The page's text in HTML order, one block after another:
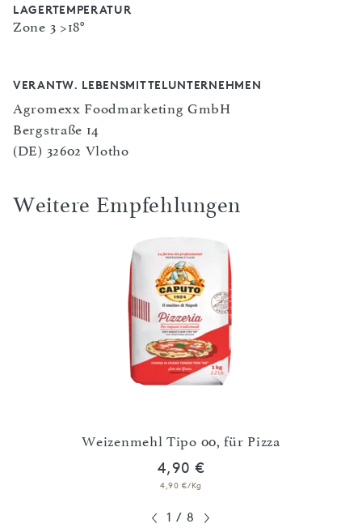
LAGERTEMPERATUR
Zone 3 >18°
VERANTW. LEBENSMITTELUNTERNEHMEN
Agromexx Foodmarketing GmbH
Bergstraße 14
(DE) 32602 Vlotho
Weitere Empfehlungen
Weizenmehl Tipo 00, für Pizza
4,90 €
4,90 €/Kg
1 / 8